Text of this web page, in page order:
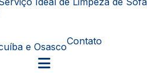
e Osasco
Contato